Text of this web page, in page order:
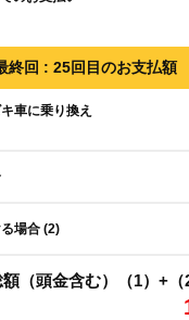
終回 : 25回目のお支払額
車に乗り換え
場合 (2)
（頭金含む）（1）+（2